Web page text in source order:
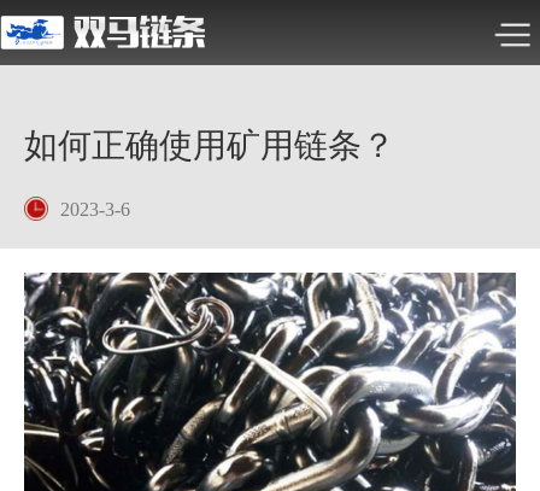
如何正确使用矿用链条？
2023-3-6